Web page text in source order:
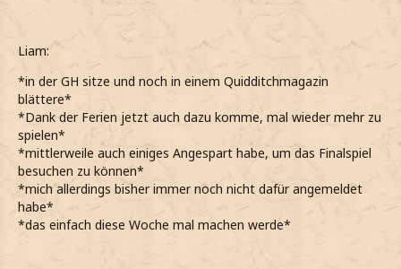
Liam:
*in der GH sitze und noch in einem Quidditchmagazin
blättere*
*Dank der Ferien jetzt auch dazu komme, mal wieder mehr zu
spielen*
*mittlerweile auch einiges Angespart habe, um das Finalspiel
besuchen zu können*
*mich allerdings bisher immer noch nicht dafür angemeldet
habe*
*das einfach diese Woche mal machen werde*